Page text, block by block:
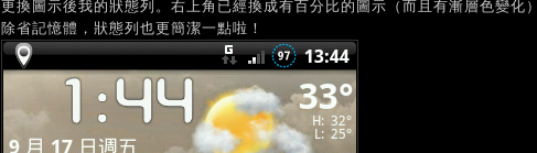
更換圖示後我的狀態列。右上角已經換成有百分比的圖示（而且有漸層色變
除省記憶體，狀態列也更簡潔一點啦！